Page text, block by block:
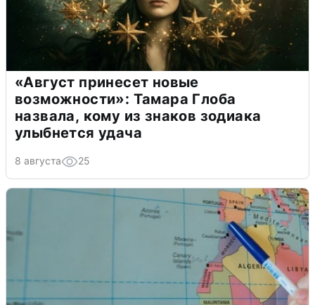
«Август принесет новые
возможности»: Тамара Глоба
назвала, кому из знаков зодиака
улыбнется удача
8 августа 25